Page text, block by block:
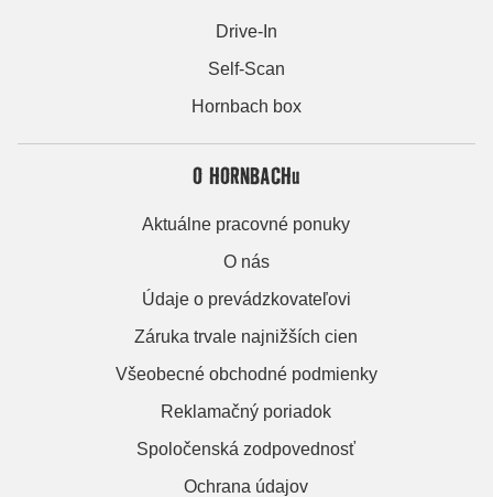
Drive-In
Self-Scan
Hornbach box
O HORNBACHu
Aktuálne pracovné ponuky
O nás
Údaje o prevádzkovateľovi
Záruka trvale najnižších cien
Všeobecné obchodné podmienky
Reklamačný poriadok
Spoločenská zodpovednosť
Ochrana údajov